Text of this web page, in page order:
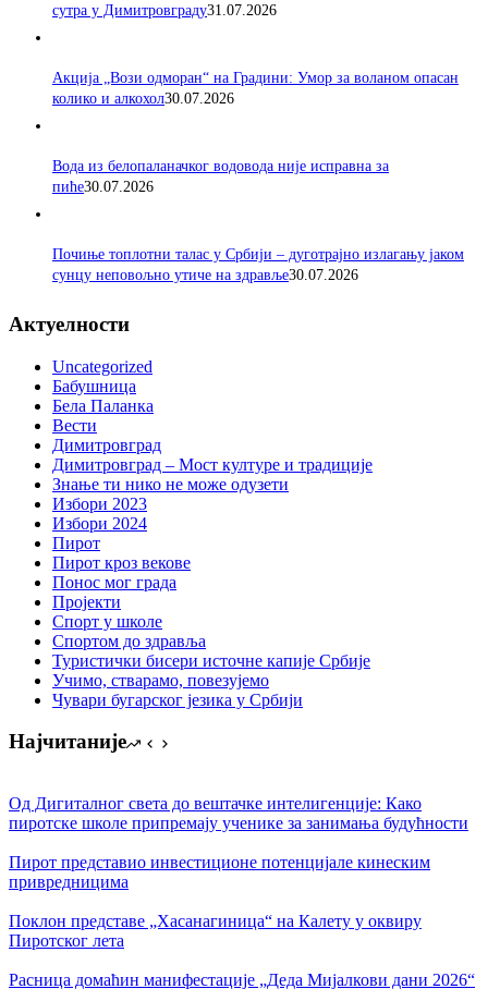
сутра у Димитровграду31.07.2026
Акција „Вози одморан“ на Градини: Умор за воланом опасан
колико и алкохол30.07.2026
Вода из белопаланачког водовода није исправна за
пиће30.07.2026
Почиње топлотни талас у Србији – дуготрајно излагању јаком
сунцу неповољно утиче на здравље30.07.2026
Актуелности
Uncategorized
Бабушница
Бела Паланка
Вести
Димитровград
Димитровград – Мост културе и традиције
Знање ти нико не може одузети
Избори 2023
Избори 2024
Пирот
Пирот кроз векове
Понос мог града
Пројекти
Спорт у школе
Спортом до здравља
Туристички бисери источне капије Србије
Учимо, стварамо, повезујемо
Чувари бугарског језика у Србији
Најчитаније
Од Дигиталног света до вештачке интелигенције: Како
пиротске школе припремају ученике за занимања будућности
Пирот представио инвестиционе потенцијале кинеским
привредницима
Поклон представе „Хасанагиница“ на Калету у оквиру
Пиротског лета
Расница домаћин манифестације „Деда Мијалкови дани 2026“